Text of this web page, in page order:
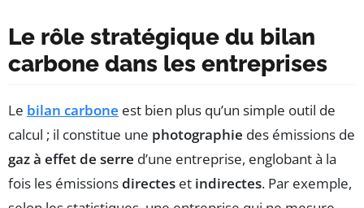
Le rôle stratégique du bilan
carbone dans les entreprises
Le bilan carbone est bien plus qu’un simple outil de
calcul ; il constitue une photographie des émissions de
gaz à effet de serre d’une entreprise, englobant à la
fois les émissionsdirectes et indirectes. Par exemple,